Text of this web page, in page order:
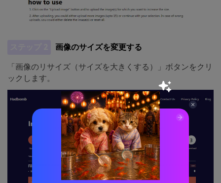
画像のサイズを変更する
「画像のリサイズ（サイズを大きくする）」ボタンをクリ
ックします。